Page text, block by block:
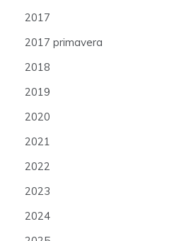
2017
2017 primavera
2018
2019
2020
2021
2022
2023
2024